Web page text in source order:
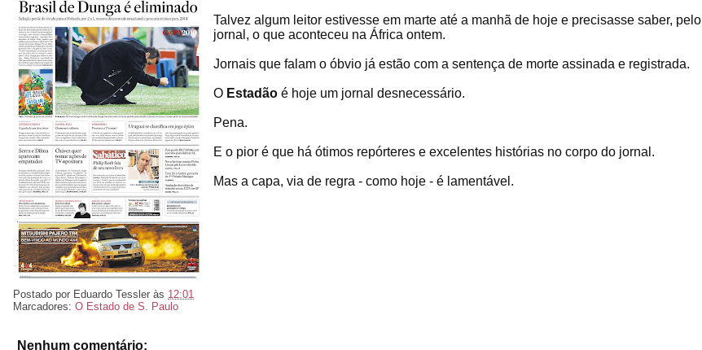
Talvez algum leitor estivesse em marte até a manhã de hoje e precisasse saber, pelo
jornal, o que aconteceu na África ontem.
Jornais que falam o óbvio já estão com a sentença de morte assinada e registrada.
O Estadão é hoje um jornal desnecessário.
Pena.
E o pior é que há ótimos repórteres e excelentes histórias no corpo do jornal.
Mas a capa, via de regra - como hoje - é lamentável.
Postado por Eduardo Tessler às 12:01
Marcadores: O Estado de S. Paulo
Nenhum comentário: